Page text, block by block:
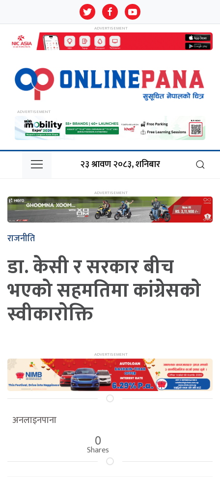
२३ श्रावण २०८३, शनिबार
राजनीति
डा. केसी र सरकार बीच
भएको सहमतिमा कांग्रेसकाे
स्वीकाराेक्ति
अनलाइनपाना
0
Shares